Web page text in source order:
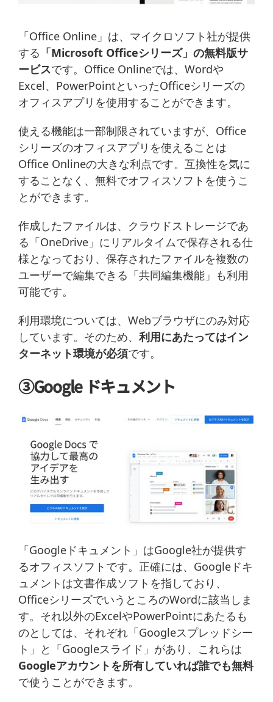
「Office Online」は、マイクロソフト社が提供
する 「Microsoft Officeシリーズ」の無料版サ
ービスです。Office Onlineでは、Wordや
Excel、PowerPointといったOfficeシリーズの
オフィスアプリを使用することができます。
使える機能は一部制限されていますが、Office
シリーズのオフィスアプリを使えることは
Office Onlineの大きな利点です。互換性を気に
することなく、無料でオフィスソフトを使うこ
とができます。
作成したファイルは、クラウドストレージであ
る「OneDrive」にリアルタイムで保存される仕
様となっており、保存されたファイルを複数の
ユーザーで編集できる「共同編集機能」も利用
可能です。
利用環境については、Webブラウザにのみ対応
しています。そのため、 利用にあたってはイン
ターネット環境が必須です。
③Google ドキュメント
「Googleドキュメント」はGoogle社が提供す
るオフィスソフトです。正確には、Googleドキ
ュメントは文書作成ソフトを指しており、
OfficeシリーズでいうところのWordに該当しま
す。それ以外のExcelやPowerPointにあたるも
のとしては、それぞれ「Googleスプレッドシー
ト」と「Googleスライド」があり、これらは
Googleアカウントを所有していれば誰でも無料
で使うことができます。